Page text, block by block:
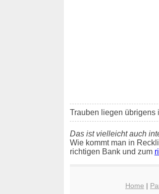
Trauben liegen übrigens
Das ist vielleicht auch
Wie kommt man in
richtigen Bank und zum
Home |